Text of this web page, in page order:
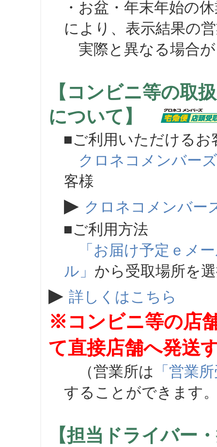
・お盆・年末年始の
により、表示結果の
実際と異なる場合が
【コンビニ等の取
について】
■ご利用いただけるお
クロネコメンバーズ
客様
▶ クロネコメンバー
■ご利用方法
「お届け予定ｅメ
ル」 から受取場所を
▶ 詳しくはこちら
※コンビニ等の店
て直接店舗へ発送
（営業所は 「営業
することができます
【担当ドライバー